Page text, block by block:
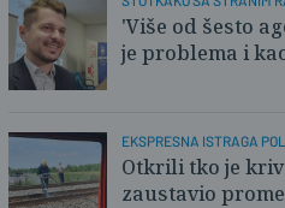
Gavranović / PlusPortal
'Više od šesto
je problema i
EKSPRESNA ISTRAGA
Otkrili tko je
zaustavio